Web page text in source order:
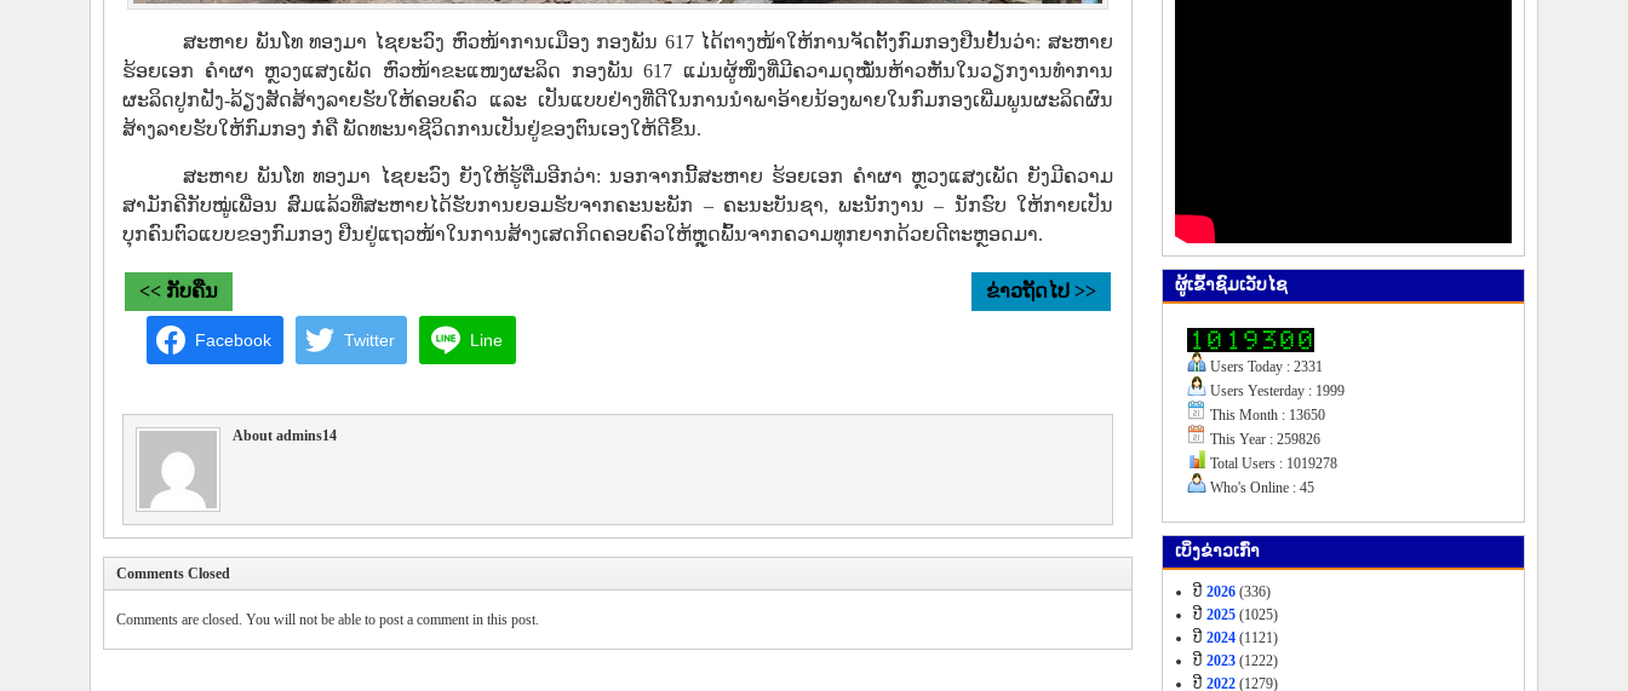
ສະຫາຍ ພັນໂທ ທອງມາ ໄຊຍະວົງ ຫົວໜ້າການເມືອງ ກອງພັນ 617 ໄດ້ຕາງໜ້າໃຫ້ການຈັດຕັ້ງກົມກອງຢືນຢັ້ນວ່າ: ສະຫາຍ
ຮ້ອຍເອກ ຄໍາຜາ ຫຼວງແສງເພັດ ຫົວໜ້າຂະແໜງຜະລິດ ກອງພັນ 617 ແມ່ນຜູ້ໜຶ່ງທີ່ມີຄວາມດຸໝັ່ນຫ້າວຫັນໃນວຽກງານທໍາການ
ຜະລິດປູກຝັງ-ລ້ຽງສັດສ້າງລາຍຮັບໃຫ້ຄອບຄົວ ແລະ ເປັນແບບຢ່າງທີ່ດີໃນການນໍາພາອ້າຍນ້ອງພາຍໃນກົມກອງເພີ່ມພູນຜະລິດຜົນ
ສ້າງລາຍຮັບໃຫ້ກົມກອງ ກໍ່ຄື ພັດທະນາຊີວິດການເປັນຢູ່ຂອງຕົນເອງໃຫ້ດີຂຶ້ນ.
ສະຫາຍ ພັນໂທ ທອງມາ ໄຊຍະວົງ ຍັງໃຫ້ຮູ້ຕື່ມອີກວ່າ: ນອກຈາກນີ້ສະຫາຍ ຮ້ອຍເອກ ຄໍາຜາ ຫຼວງແສງເພັດ ຍັງມີຄວາມ
ສາມັກຄີກັບໝູ່ເພື່ອນ ສົມແລ້ວທີ່ສະຫາຍໄດ້ຮັບການຍອມຮັບຈາກຄະນະພັກ – ຄະນະບັນຊາ, ພະນັກງານ – ນັກຮົບ ໃຫ້ກາຍເປັນ
ບຸກຄົນຕົວແບບຂອງກົມກອງ ຢືນຢູ່ແຖວໜ້າໃນການສ້າງເສດກິດຄອບຄົວໃຫ້ຫຼຸດພົ້ນຈາກຄວາມທຸກຍາກດ້ວຍດີຕະຫຼອດມາ.
<< ກັບຄືນ ຂ່າວຖັດໄປ >>
Facebook Twitter Line
About admins14
Comments Closed
Comments are closed. You will not be able to post a comment in this post.
ຜູ້​ເຂົ້າ​ຊົມ​ເວັບ​ໄຊ
Users Today : 2331
Users Yesterday : 1999
This Month : 13650
This Year : 259826
Total Users : 1019278
Who's Online : 45
ເບິ່ງ​ຂ່າວ​ເກົ່າ
ປີ 2026 (336)
ປີ 2025 (1025)
ປີ 2024 (1121)
ປີ 2023 (1222)
ປີ 2022 (1279)